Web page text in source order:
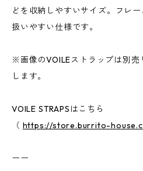
どを収納しやすいサイズ。フレ
扱いやすい仕様です。
※画像のVOILEストラップは別売
します。
VOILE STRAPSはこちら
（ https://store.burrito-
ーー